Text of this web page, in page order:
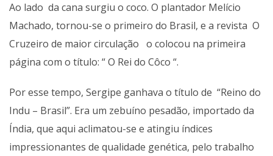
Ao lado da cana surgiu o coco. O plantador Melício
Machado, tornou-se o primeiro do Brasil, e a revista O
Cruzeiro de maior circulação o colocou na primeira
página com o título: “ O Rei do Côco “.
Por esse tempo, Sergipe ganhava o título de “Reino do
Indu – Brasil”. Era um zebuíno pesadão, importado da
Índia, que aqui aclimatou-se e atingiu índices
impressionantes de qualidade genética, pelo trabalho